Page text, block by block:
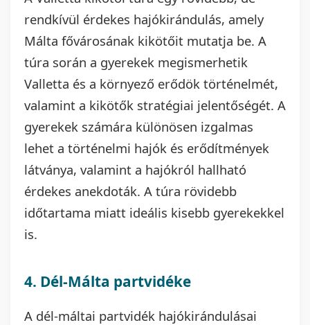
rendkívül érdekes hajókirándulás, amely
Málta fővárosának kikötőit mutatja be. A
túra során a gyerekek megismerhetik
Valletta és a környező erődök történelmét,
valamint a kikötők stratégiai jelentőségét. A
gyerekek számára különösen izgalmas
lehet a történelmi hajók és erődítmények
látványa, valamint a hajókról hallható
érdekes anekdoták. A túra rövidebb
időtartama miatt ideális kisebb gyerekekkel
is.
4. Dél-Málta partvidéke
A dél-máltai partvidék hajókirándulásai